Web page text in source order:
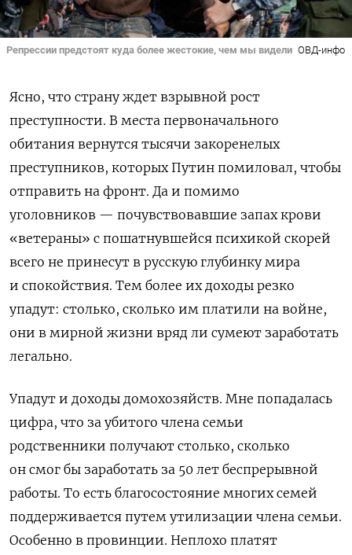
Репрессии предстоят куда более жестокие, чем мы видели ОВД-инфо
Ясно, что страну ждет взрывной рост
преступности. В места первоначального
обитания вернутся тысячи закоренелых
преступников, которых Путин помиловал, чтобы
отправить на фронт. Да и помимо
уголовников — почувствовавшие запах крови
«ветераны» с пошатнувшейся психикой скорей
всего не принесут в русскую глубинку мира
и спокойствия. Тем более их доходы резко
упадут: столько, сколько им платили на войне,
они в мирной жизни вряд ли сумеют заработать
легально.
Упадут и доходы домохозяйств. Мне попадалась
цифра, что за убитого члена семьи
родственники получают столько, сколько
он смог бы заработать за 50 лет беспрерывной
работы. То есть благосостояние многих семей
поддерживается путем утилизации члена семьи.
Особенно в провинции. Неплохо платят